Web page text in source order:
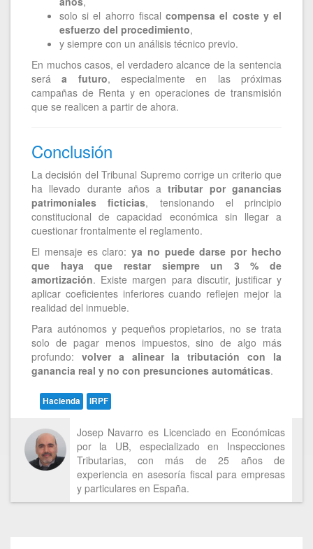
solo si el ahorro fiscalcompensa el coste y el
esfuerzo del procedimiento,
y siempre con un análisis técnico previo.
En muchos casos, el verdadero alcance de la sentencia
seráa futuro, especialmente en las próximas
campañas de Renta y en operaciones de transmisión
que se realicen a partir de ahora.
Conclusión
La decisión del Tribunal Supremo corrige un criterio que
ha llevado durante años atributar por ganancias
patrimoniales ficticias, tensionando el principio
constitucional de capacidad económica sin llegar a
cuestionar frontalmente el reglamento.
El mensaje es claro:ya no puede darse por hecho
que haya que restar siempre un 3 % de
amortización. Existe margen para discutir, justificar y
aplicar coeficientes inferiores cuando reflejen mejor la
realidad del inmueble.
Para autónomos y pequeños propietarios, no se trata
solo de pagar menos impuestos, sino de algo más
profundo: volver a alinear la tributación con la
ganancia real y no con presunciones automáticas.
Hacienda IRPF
Josep Navarro es Licenciado en Económicas
por la UB, especializado en Inspecciones
Tributarias, con más de 25 años de
experiencia en asesoría fiscal para empresas
y particulares en España.